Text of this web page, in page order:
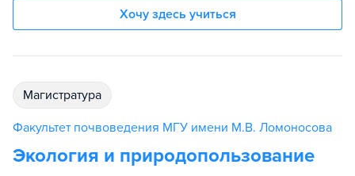
Хочу здесь учиться
магистратура
Факультет почвоведения МГУ имени М.В. Ломоносова
Экология и природопользование